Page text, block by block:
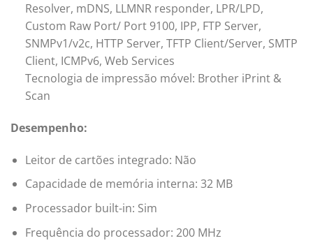
Resolver, mDNS, LLMNR responder, LPR/LPD,
Custom Raw Port/ Port 9100, IPP, FTP Server,
SNMPv1/v2c, HTTP Server, TFTP Client/Server, SMTP
Client, ICMPv6, Web Services
Tecnologia de impressão móvel: Brother iPrint &
Scan
Desempenho:
Leitor de cartões integrado: Não
Capacidade de memória interna: 32 MB
Processador built-in: Sim
Frequência do processador: 200 MHz